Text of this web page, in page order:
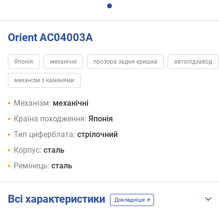
Orient AC04003A
Японія механічні прозора задня кришка автопідзавод
механізм з каменями
Механізм: механічні
Країна походження: Японія
Тип циферблата: стрілочний
Корпус: сталь
Ремінець: сталь
Всі характеристики Докладніше